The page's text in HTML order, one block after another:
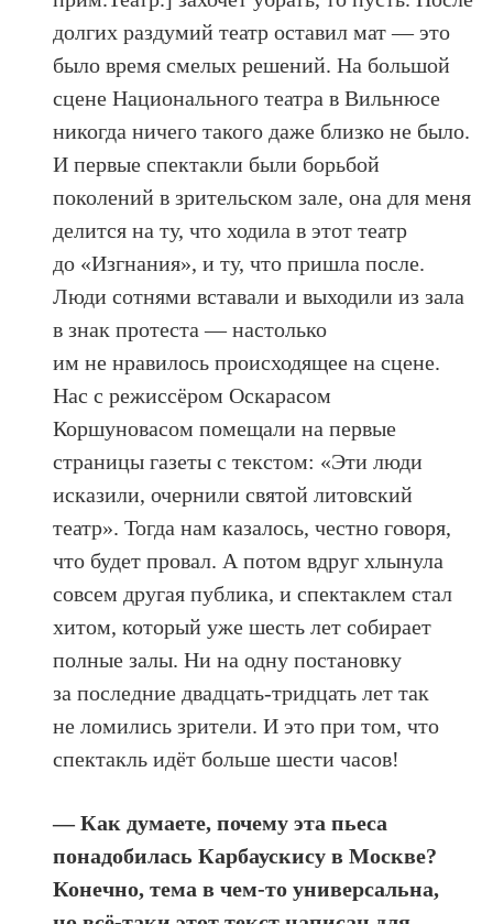
долгих раздумий театр оставил мат — это
было время смелых решений. На большой
сцене Национального театра в Вильнюсе
никогда ничего такого даже близко не было.
И первые спектакли были борьбой
поколений в зрительском зале, она для меня
делится на ту, что ходила в этот театр
до «Изгнания», и ту, что пришла после.
Люди сотнями вставали и выходили из зала
в знак протеста — настолько
им не нравилось происходящее на сцене.
Нас с режиссёром Оскарасом
Коршуновасом помещали на первые
страницы газеты с текстом: «Эти люди
исказили, очернили святой литовский
театр». Тогда нам казалось, честно говоря,
что будет провал. А потом вдруг хлынула
совсем другая публика, и спектаклем стал
хитом, который уже шесть лет собирает
полные залы. Ни на одну постановку
за последние двадцать-тридцать лет так
не ломились зрители. И это при том, что
спектакль идёт больше шести часов!
— Как думаете, почему эта пьеса
понадобилась Карбаускису в Москве?
Конечно, тема в чем-то универсальна,